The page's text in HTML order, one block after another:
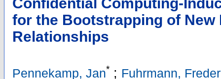
for the Bootstrapping of New
Relationships
Pennekamp, Jan* ; Fuhrmann,